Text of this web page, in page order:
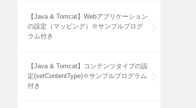
【Java & Tomcat】Webアプリケーション
の設定（マッピング）※サンプルプログ
ラム付き
【Java & Tomcat】コンテンツタイプの設
定(setContentType)※サンプルプログラム
付き